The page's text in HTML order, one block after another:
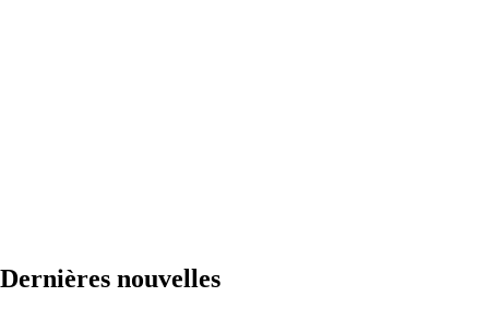
Dernières nouvelles